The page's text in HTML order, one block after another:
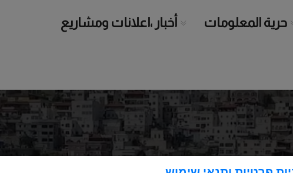
حرية المعلومات أخبار ،اعلانات ومشاريع